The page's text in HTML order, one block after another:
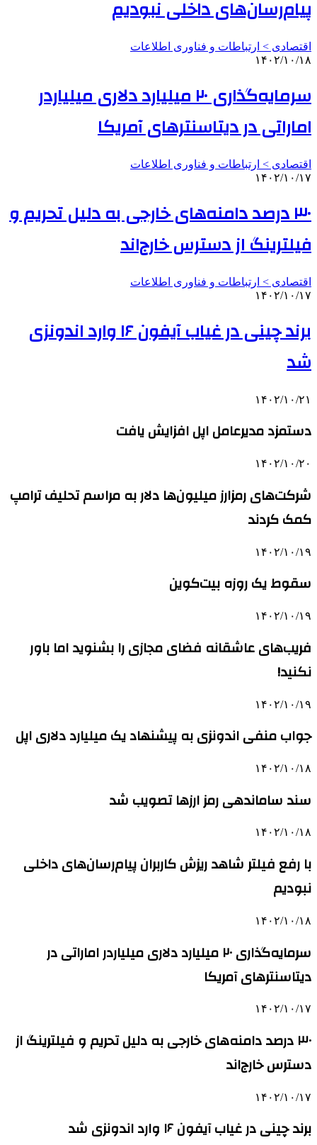
پیام‌رسان‌های داخلی نبودیم
اقتصادی > ارتباطات و فناوری اطلاعات
۱۴۰۲/۱۰/۱۸
سرمایه‌گذاری ۲۰ میلیارد دلاری میلیاردر
اماراتی در دیتاسنترهای آمریکا
اقتصادی > ارتباطات و فناوری اطلاعات
۱۴۰۲/۱۰/۱۷
۳۰ درصد دامنه‌های خارجی به دلیل تحریم و
فیلترینگ از دسترس خارج‌اند
اقتصادی > ارتباطات و فناوری اطلاعات
۱۴۰۲/۱۰/۱۷
برند چینی در غیاب آیفون ۱۶ وارد اندونزی
شد
۱۴۰۲/۱۰/۲۱
دستمزد مدیرعامل اپل افزایش یافت
۱۴۰۲/۱۰/۲۰
شرکت‌های رمزارز میلیون‌ها دلار به مراسم تحلیف ترامپ
کمک کردند
۱۴۰۲/۱۰/۱۹
سقوط یک روزه بیت‌کوین
۱۴۰۲/۱۰/۱۹
فریب‌های عاشقانه فضای مجازی را بشنوید اما باور
نکنید!
۱۴۰۲/۱۰/۱۹
جواب منفی اندونزی به پیشنهاد یک میلیارد دلاری اپل
۱۴۰۲/۱۰/۱۸
سند ساماندهی رمز ارزها تصویب شد
۱۴۰۲/۱۰/۱۸
با رفع فیلتر شاهد ریزش کاربران پیام‌رسان‌های داخلی
نبودیم
۱۴۰۲/۱۰/۱۸
سرمایه‌گذاری ۲۰ میلیارد دلاری میلیاردر اماراتی در
دیتاسنترهای آمریکا
۱۴۰۲/۱۰/۱۷
۳۰ درصد دامنه‌های خارجی به دلیل تحریم و فیلترینگ از
دسترس خارج‌اند
۱۴۰۲/۱۰/۱۷
برند چینی در غیاب آیفون ۱۶ وارد اندونزی شد